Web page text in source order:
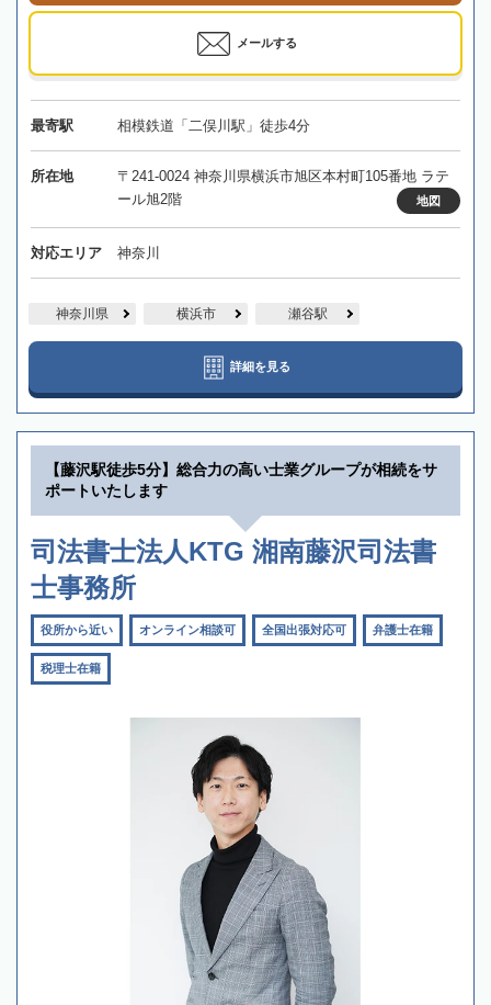
メールする
最寄駅 相模鉄道「二俣川駅」徒歩4分
所在地
〒241-0024 神奈川県横浜市旭区本村町105番地 ラテ
ール旭2階
地図
対応エリア 神奈川
神奈川県 横浜市 瀬谷駅
詳細を見る
【藤沢駅徒歩5分】総合力の高い士業グループが相続をサ
ポートいたします
司法書士法人KTG 湘南藤沢司法書
士事務所
役所から近い オンライン相談可 全国出張対応可 弁護士在籍
税理士在籍